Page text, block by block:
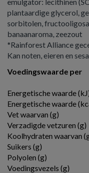
plantaardige glycerol,
sorbitolen,
banaanaroma, zeezout
*Rainforest Alliance
Kan noten, eieren en
Voedingswaarde per
Energetische waarde
Energetische waarde
Vet waarvan (g)
Verzadigde vetzuren (g)
Koolhydraten waarvan
Suikers (g)
Polyolen (g)
Voedingsvezels (g)